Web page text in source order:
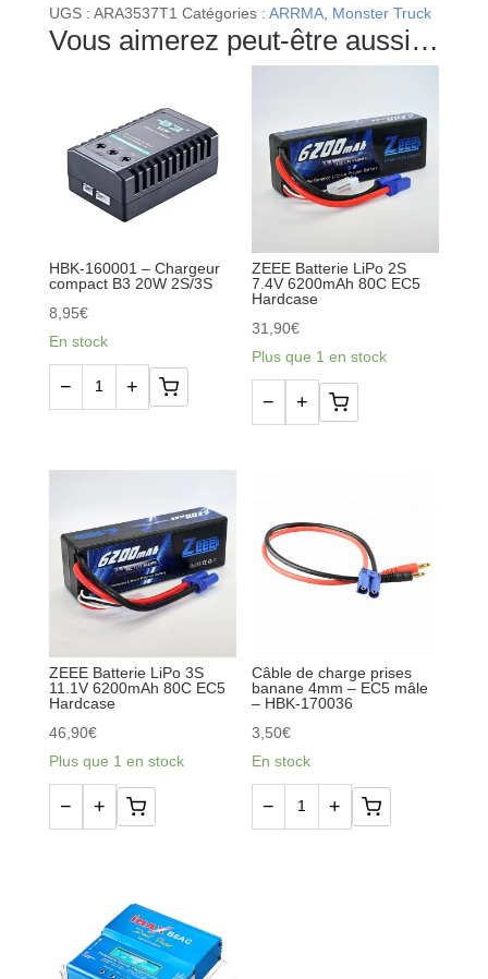
UGS : ARA3537T1 Catégories : ARRMA, Monster Truck
Vous aimerez peut-être aussi…
HBK-160001 – Chargeur
compact B3 20W 2S/3S
8,95€
En stock
Chargeur
compact
2S/3S
− +
ZEEE Batterie LiPo 2S
7.4V 6200mAh 80C EC5
Hardcase
31,90€
Plus que 1 en stock
LiPo
2S
EC5
Hardcase
− +
ZEEE Batterie LiPo 3S
11.1V 6200mAh 80C EC5
Hardcase
46,90€
Plus que 1 en stock
3S
− +
Câble de charge prises
banane 4mm – EC5 mâle
– HBK-170036
3,50€
En stock
− +